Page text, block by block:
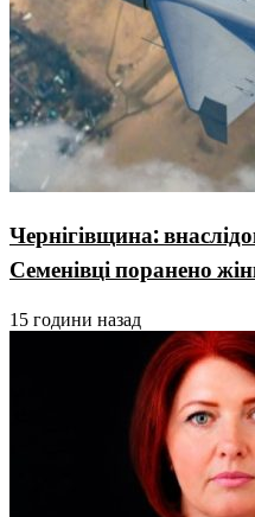
Чернігівщина:
Семенівці поранено
15 години назад